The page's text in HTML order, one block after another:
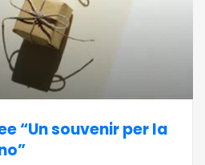
“Un souvenir per la